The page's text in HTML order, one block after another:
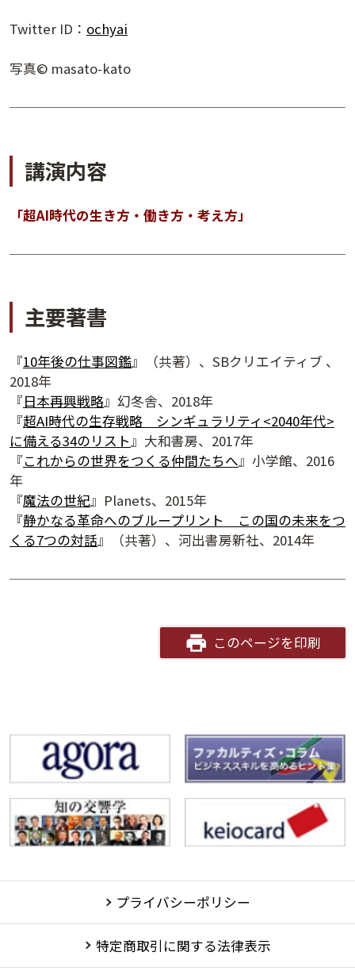
Twitter ID： ochyai
写真© masato-kato
講演内容
「超AI時代の生き方・働き方・考え方」
主要著書
『10年後の仕事図鑑』（共著）、SBクリエイティブ 、
2018年
『日本再興戦略』幻冬舎、2018年
『超AI時代の生存戦略 シンギュラリティ<2040年代>
に備える34のリスト』大和書房、2017年
『これからの世界をつくる仲間たちへ』小学館、2016
年
『魔法の世紀』Planets、2015年
『静かなる革命へのブループリント この国の未来をつ
くる7つの対話』（共著）、河出書房新社、2014年
このページを印刷
プライバシーポリシー
特定商取引に関する法律表示